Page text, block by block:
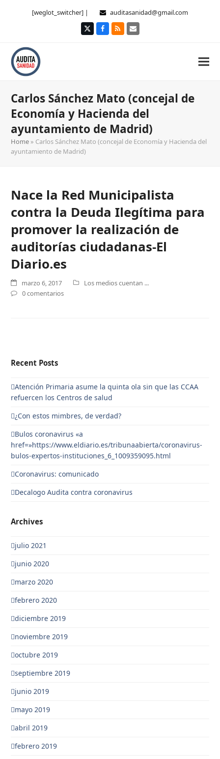
[weglot_switcher] | auditasanidad@gmail.com
TwitterFacebook
RSS Correo
Carlos Sánchez Mato (concejal de
Economía y Hacienda del
ayuntamiento de Madrid)
Home » Carlos Sánchez Mato (concejal de Economía y Hacienda del
ayuntamiento de Madrid)
Nace la Red Municipalista
contra la Deuda Ilegítima para
promover la realización de
auditorías ciudadanas-El
Diario.es
marzo 6, 2017
Los medios cuentan ...
0 comentarios
Recent Posts
Atención Primaria asume la quinta ola sin que las CCAA
refuercen los Centros de salud
¿Con estos mimbres, de verdad?
Bulos coronavirus «a
href=»https://www.eldiario.es/tribunaabierta/coronavirus-
bulos-expertos-instituciones_6_1009359095.html
Coronavirus: comunicado
Decalogo Audita contra coronavirus
Archives
julio 2021
junio 2020
marzo 2020
febrero 2020
diciembre 2019
noviembre 2019
octubre 2019
septiembre 2019
junio 2019
mayo 2019
abril 2019
febrero 2019